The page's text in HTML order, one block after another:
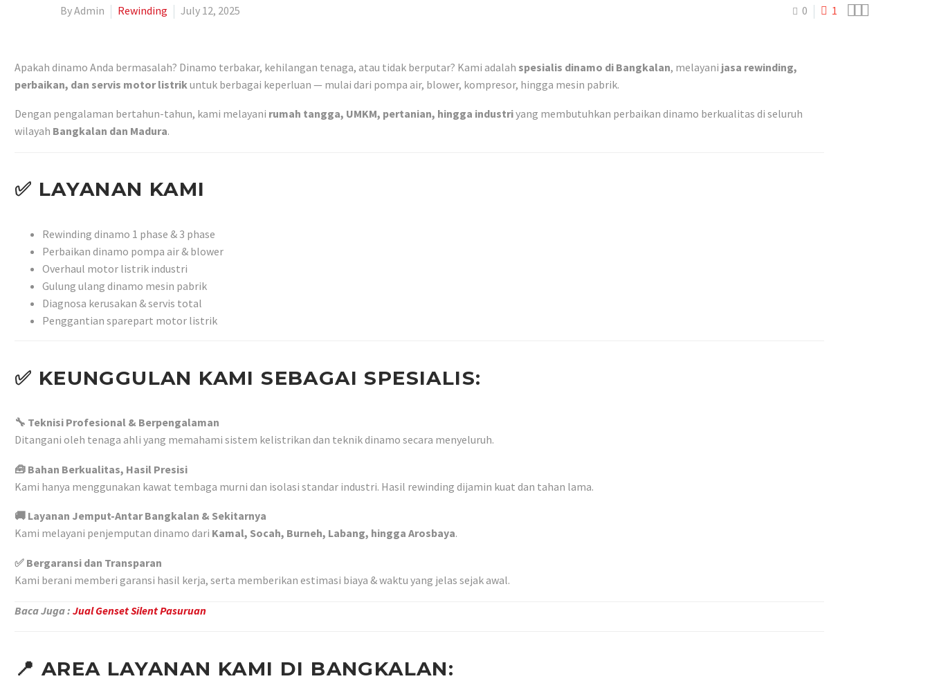
0 1 
By Admin Rewinding July 12, 2025
Apakah dinamo Anda bermasalah? Dinamo terbakar, kehilangan tenaga, atau tidak berputar? Kami adalah spesialis dinamo di Bangkalan, melayani jasa rewinding,
perbaikan, dan servis motor listrik untuk berbagai keperluan — mulai dari pompa air, blower, kompresor, hingga mesin pabrik.
Dengan pengalaman bertahun-tahun, kami melayani rumah tangga, UMKM, pertanian, hingga industriyang membutuhkan perbaikan dinamo berkualitas di seluruh
wilayah Bangkalan dan Madura.
✅ LAYANAN KAMI
Rewinding dinamo 1 phase & 3 phase
Perbaikan dinamo pompa air & blower
Overhaul motor listrik industri
Gulung ulang dinamo mesin pabrik
Diagnosa kerusakan & servis total
Penggantian sparepart motor listrik
✅ KEUNGGULAN KAMI SEBAGAI SPESIALIS:
🔧 Teknisi Profesional & Berpengalaman
Ditangani oleh tenaga ahli yang memahami sistem kelistrikan dan teknik dinamo secara menyeluruh.
🧰 Bahan Berkualitas, Hasil Presisi
Kami hanya menggunakan kawat tembaga murni dan isolasi standar industri. Hasil rewinding dijamin kuat dan tahan lama.
🚚 Layanan Jemput-Antar Bangkalan & Sekitarnya
Kami melayani penjemputan dinamo dari Kamal, Socah, Burneh, Labang, hingga Arosbaya.
✅ Bergaransi dan Transparan
Kami berani memberi garansi hasil kerja, serta memberikan estimasi biaya & waktu yang jelas sejak awal.
Baca Juga : Jual Genset Silent Pasuruan
📍 AREA LAYANAN KAMI DI BANGKALAN: